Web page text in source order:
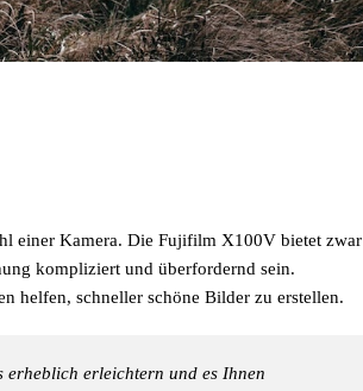
einer Kamera. Die Fujifilm X100V bietet zwar
kompliziert und überfordernd sein.
helfen, schneller schöne Bilder zu erstellen.
erheblich erleichtern und es Ihnen